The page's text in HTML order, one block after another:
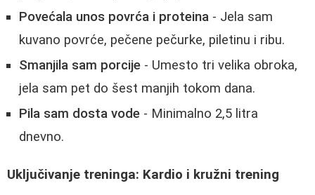
Povećala unos povrća i proteina - Jela sam
kuvano povrće, pečene pečurke, piletinu i ribu.
Smanjila sam porcije - Umesto tri velika obroka,
jela sam pet do šest manjih tokom dana.
Pila sam dosta vode - Minimalno 2,5 litra
dnevno.
Uključivanje treninga: Kardio i kružni trening